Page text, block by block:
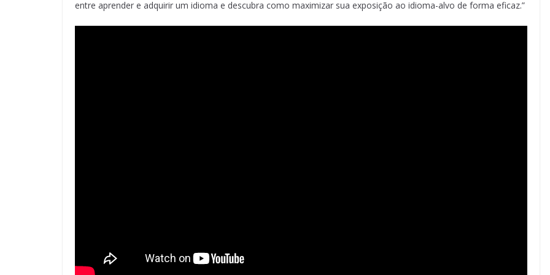
entre aprender e adquirir um idioma e descubra como maximizar sua exposição ao idioma-alvo de forma eficaz.”